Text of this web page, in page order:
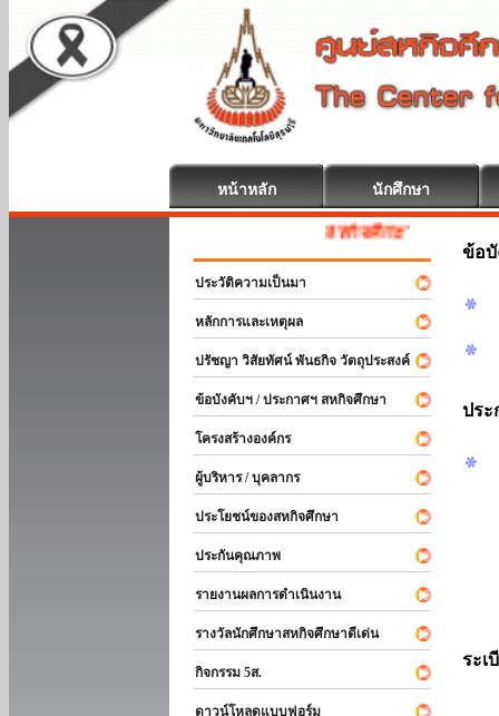
หน้าหลัก นักศึกษา
สหกิจศึกษา ยินดีต้อนรับ
ประวัติความเป็นมา
หลักการและเหตุผล
ปรัชญา วิสัยทัศน์ พันธกิจ วัตถุประสงค์
ข้อบังคับฯ / ประกาศฯ สหกิจศึกษา
โครงสร้างองค์กร
ผู้บริหาร / บุคลากร
ประโยชน์ของสหกิจศึกษา
ประกันคุณภาพ
รายงานผลการดำเนินงาน
รางวัลนักศึกษาสหกิจศึกษาดีเด่น
กิจกรรม 5ส.
ดาวน์โหลดแบบฟอร์ม
ข้อ
ประ
ระเ